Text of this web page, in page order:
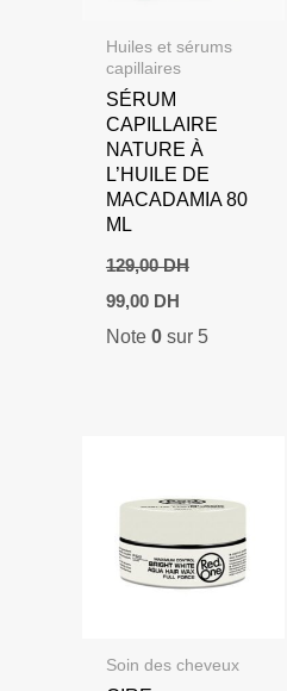
Huiles et sérums
capillaires
SÉRUM
CAPILLAIRE
NATURE À
L’HUILE DE
MACADAMIA 80
ML
129,00DH
Le
prix
initial
99,00 DHLe
actuel
Note 0sur 5
Soin des cheveux